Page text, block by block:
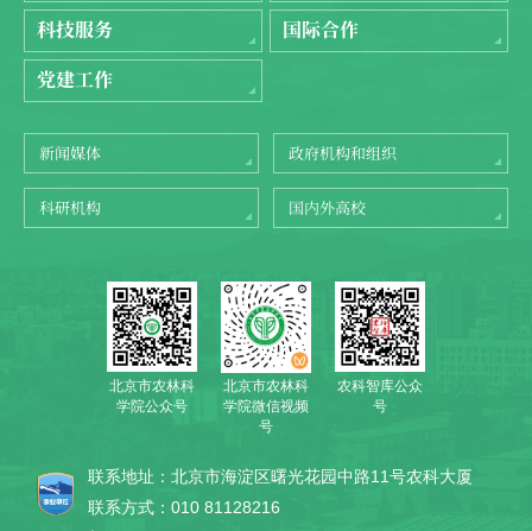
科技服务
国际合作
党建工作
新闻媒体 政府机构和组织
科研机构 国内外高校
北京市农林科
学院公众号
北京市农林科
学院微信视频
号
农科智库公众
号
联系地址：北京市海淀区曙光花园中路11号农科大厦
联系方式：010 81128216